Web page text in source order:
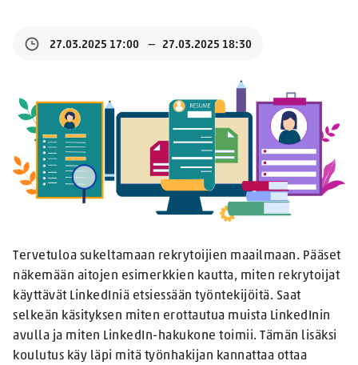
27.03.2025 17:00 27.03.2025 18:30
Tervetuloa sukeltamaan rekrytoijien maailmaan. Pääset
näkemään aitojen esimerkkien kautta, miten rekrytoijat
käyttävät LinkedIniä etsiessään työntekijöitä. Saat
selkeän käsityksen miten erottautua muista LinkedInin
avulla ja miten LinkedIn-hakukone toimii. Tämän lisäksi
koulutus käy läpi mitä työnhakijan kannattaa ottaa